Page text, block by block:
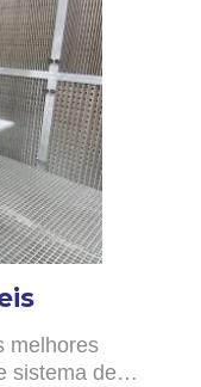
melhores
sistema de…